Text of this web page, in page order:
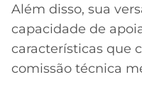
Além disso, sua
capacidade de
características que
comissão técnica